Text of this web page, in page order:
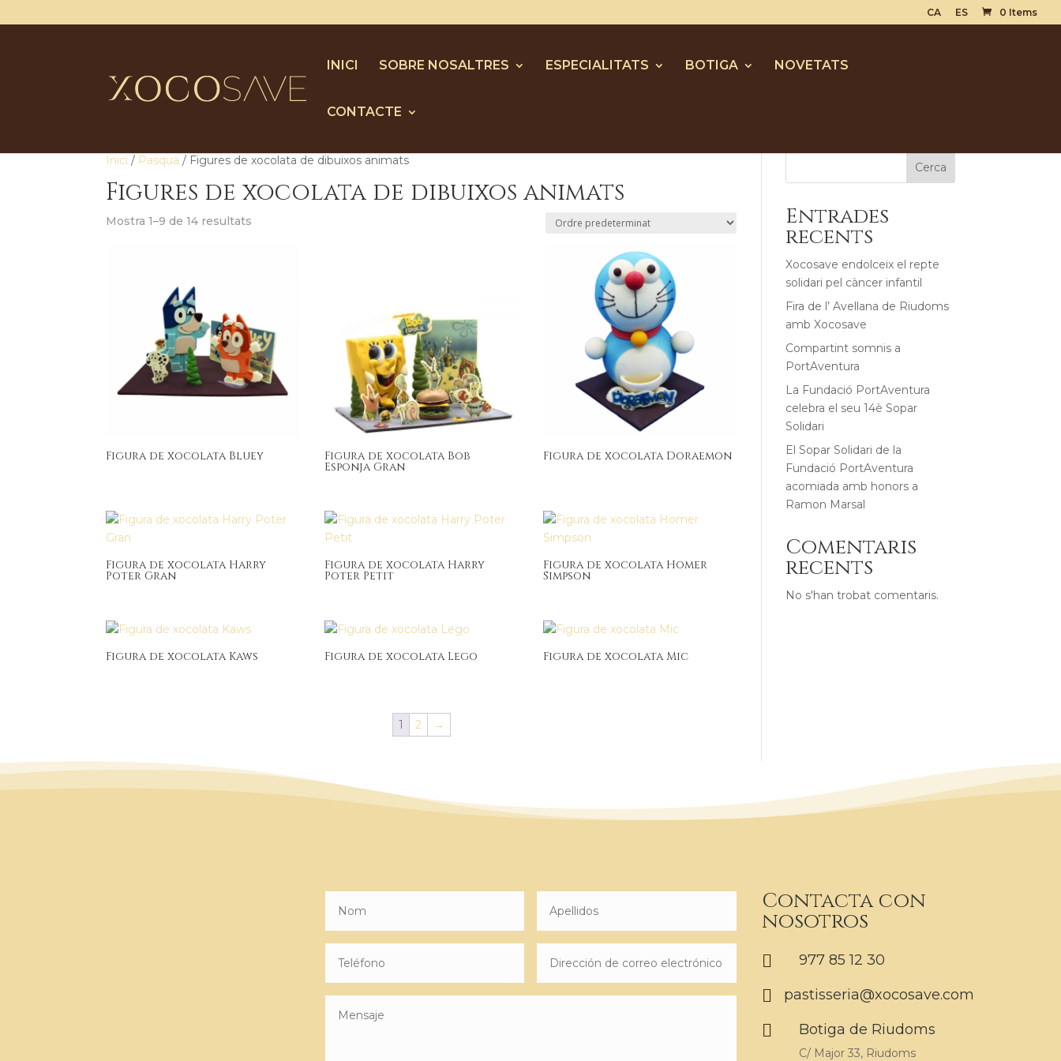
CA ES 0 Items
INICI SOBRE NOSALTRES ESPECIALITATS BOTIGA NOVETATS
CONTACTE
Inici / Pasqua / Figures de xocolata de dibuixos animats
Figures de xocolata de dibuixos animats
Mostra 1–9 de 14 resultats
Figura de xocolata Bluey Figura de xocolata Bob
Esponja Gran
Figura de xocolata Doraemon
Figura de xocolata Harry
Poter Gran
Figura de xocolata Harry
Poter Petit
Figura de xocolata Homer
Simpson
Figura de xocolata Kaws Figura de xocolata Lego Figura de xocolata Mic
1 2 →
Cerca
Entrades
recents
Xocosave endolceix el repte
solidari pel càncer infantil
Fira de l’ Avellana de Riudoms
amb Xocosave
Compartint somnis a
PortAventura
La Fundació PortAventura
celebra el seu 14è Sopar
Solidari
El Sopar Solidari de la
Fundació PortAventura
acomiada amb honors a
Ramon Marsal
Comentaris
recents
No s'han trobat comentaris.
Contacta con
nosotros
 977 85 12 30
 pastisseria@xocosave.com
 Botiga de Riudoms
C/ Major 33, Riudoms